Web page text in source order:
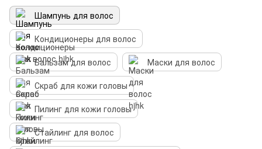
Шампунь для волос
Кондиционеры для волос
Бальзам для волос
Маски для волос
Скраб для кожи головы
Пилинг для кожи головы
Стайлинг для волос